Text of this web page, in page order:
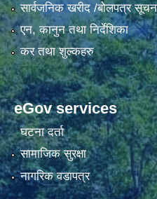
सार्वजनिक खरीद /बोलपत्र
एन, कानुन तथा निर्देशिका
कर तथा शुल्कहरु
eGov services
घटना दर्ता
सामाजिक सुरक्षा
नागरिक वडापत्र